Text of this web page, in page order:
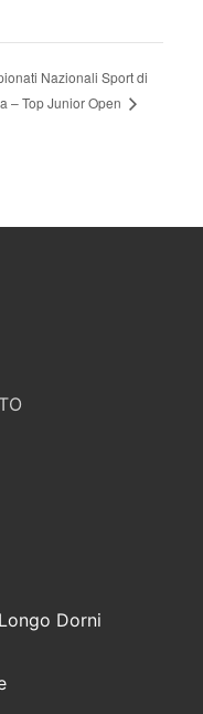
Nazionali Sport di
– Top Junior Open
Dorni